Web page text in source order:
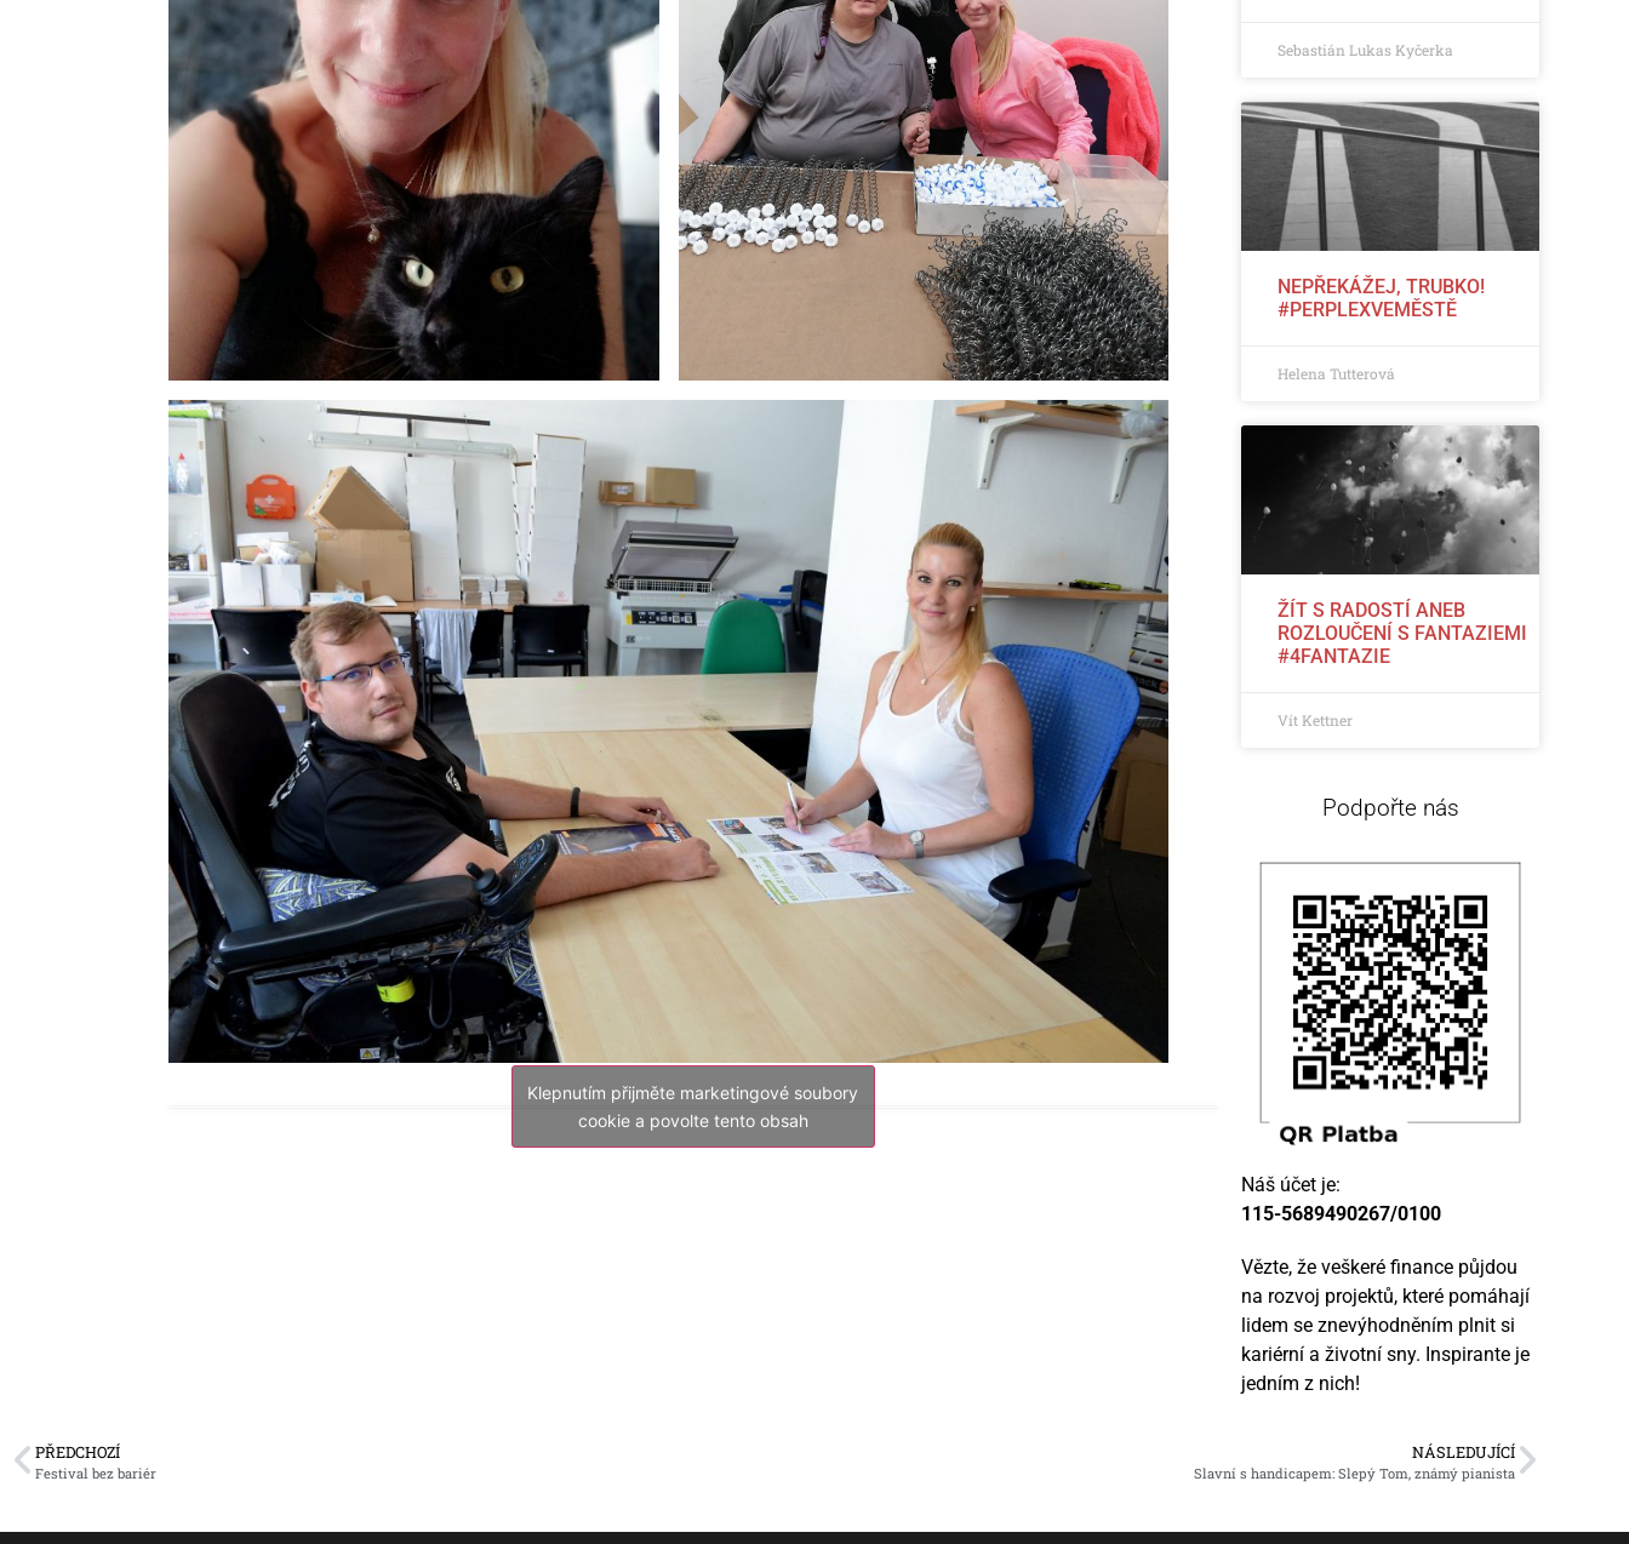
Klepnutím přijměte marketingové soubory
cookie a povolte tento obsah
Sebastián Lukas Kyčerka
NEPŘEKÁŽEJ, TRUBKO!
#PERPLEXVEMĚSTĚ
Helena Tutterová
ŽÍT S RADOSTÍ ANEB
ROZLOUČENÍ S FANTAZIEMI
#4FANTAZIE
Vít Kettner
Podpořte nás
Náš účet je:
115-5689490267/0100
Vězte, že veškeré finance půjdou
na rozvoj projektů, které pomáhají
lidem se znevýhodněním plnit si
kariérní a životní sny. Inspirante je
jedním z nich!
PŘEDCHOZÍ
Festival bez bariér
NÁSLEDUJÍCÍ
Slavní s handicapem: Slepý Tom, známý pianista